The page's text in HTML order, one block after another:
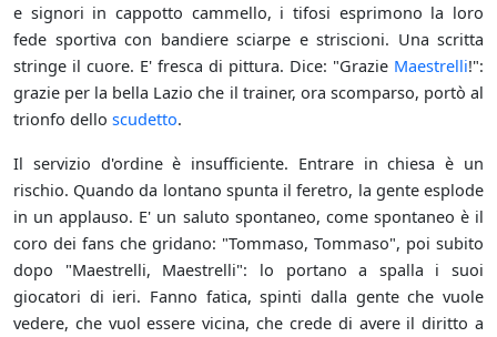
e signori in cappotto cammello, i tifosi esprimono la loro
fede sportiva con bandiere sciarpe e striscioni. Una scritta
stringe il cuore. E' fresca di pittura. Dice: "Grazie Maestrelli!":
grazie per la bella Lazio che il trainer, ora scomparso, portò al
trionfo dello scudetto.
Il servizio d'ordine è insufficiente. Entrare in chiesa è un
rischio. Quando da lontano spunta il feretro, la gente esplode
in un applauso. E' un saluto spontaneo, come spontaneo è il
coro dei fans che gridano: "Tommaso, Tommaso", poi subito
dopo "Maestrelli, Maestrelli": lo portano a spalla i suoi
giocatori di ieri. Fanno fatica, spinti dalla gente che vuole
vedere, che vuol essere vicina, che crede di avere il diritto a